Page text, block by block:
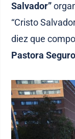
Salvador”
“Cristo
diez que
Pastora